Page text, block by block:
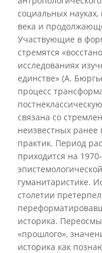
социальных
века и
Участвующие в
стремятся
исследованиях
единстве» (А.
процесс
связана со
неизвестных ранее
практик. Период
приходится на
гуманитаристике.
столетии
историка.
«прошлого»,
историка как